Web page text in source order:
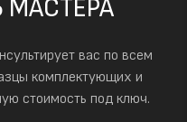
МАСТЕРА
вас по всем
комплектующих и
стоимость под ключ.